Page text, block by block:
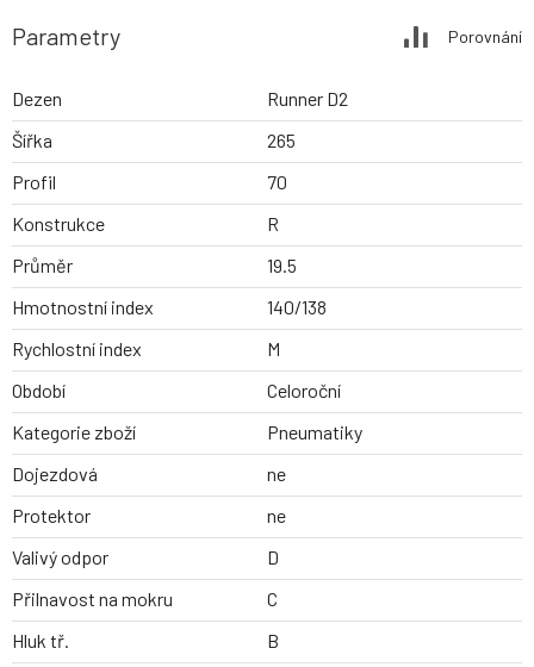
Parametry Porovnání
Dezen
Runner D2
Šířka
265
Profil
70
Konstrukce
R
Průměr
19.5
Hmotnostní index
140/138
Rychlostní index
M
Období
Celoroční
Kategorie zboží
Pneumatiky
Dojezdová
ne
Protektor
ne
Valivý odpor
D
Přilnavost na mokru
C
Hluk tř.
B